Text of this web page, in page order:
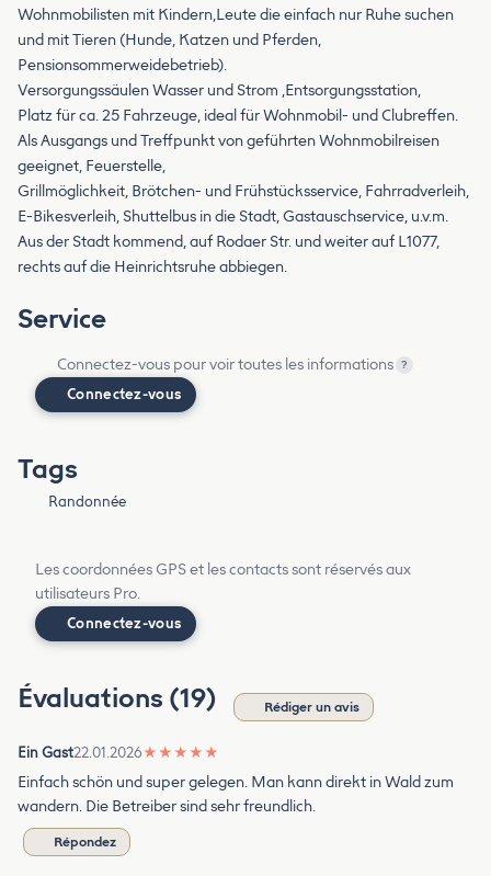
Wohnmobilisten mit Kindern,Leute die einfach nur Ruhe suchen
und mit Tieren (Hunde, Katzen und Pferden,
Pensionsommerweidebetrieb).
Versorgungssäulen Wasser und Strom ,Entsorgungsstation,
Platz für ca. 25 Fahrzeuge, ideal für Wohnmobil- und Clubreffen.
Als Ausgangs und Treffpunkt von geführten Wohnmobilreisen
geeignet, Feuerstelle,
Grillmöglichkeit, Brötchen- und Frühstücksservice, Fahrradverleih,
E-Bikesverleih, Shuttelbus in die Stadt, Gastauschservice, u.v.m.
Aus der Stadt kommend, auf Rodaer Str. und weiter auf L1077,
rechts auf die Heinrichtsruhe abbiegen.
Service
Connectez-vous pour voir toutes les informations ?
Connectez-vous
Tags
Randonnée
Les coordonnées GPS et les contacts sont réservés aux
utilisateurs Pro.
Connectez-vous
Évaluations (19) Rédiger un avis
Ein Gast22.01.2026★ ★ ★ ★ ★
Einfach schön und super gelegen. Man kann direkt in Wald zum
wandern. Die Betreiber sind sehr freundlich.
Répondez